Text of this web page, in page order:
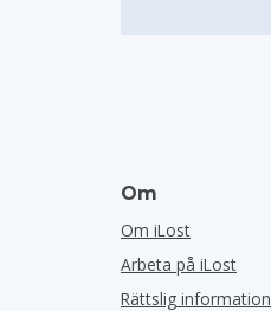
Om
Om iLost
Arbeta på iLost
Rättslig information